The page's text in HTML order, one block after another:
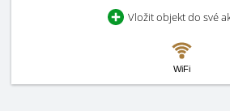
Vložit objekt do své
WiFi